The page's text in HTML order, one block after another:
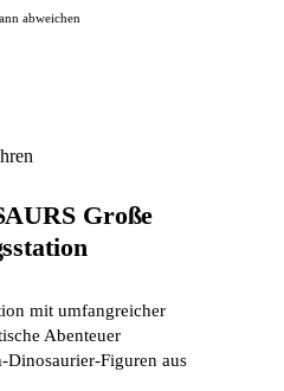
abweichen
Große
mit umfangreicher
Abenteuer
Dinosaurier-Figuren aus